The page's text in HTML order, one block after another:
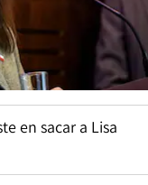
en sacar a Lisa